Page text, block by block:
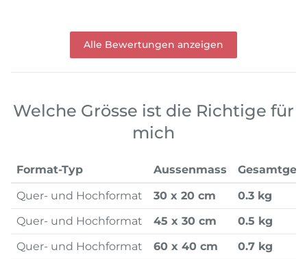
Alle Bewertungen anzeigen
Welche Grösse ist die Richtige für
mich
Format-Typ Aussenmass
Quer- und Hochformat
30 x 20 cm
0.3 kg
Quer- und Hochformat
45 x 30 cm
0.5 kg
Quer- und Hochformat
60 x 40 cm
0.7 kg